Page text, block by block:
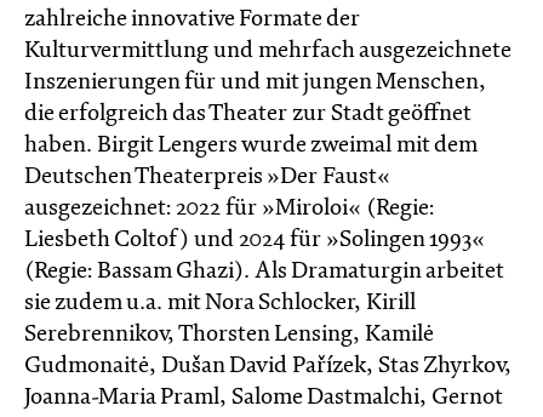
zahlreiche innovative Formate der
Kulturvermittlung und mehrfach ausgezeichnete
Inszenierungen für und mit jungen Menschen,
die erfolgreich das Theater zur Stadt geöffnet
haben. Birgit Lengers wurde zweimal mit dem
Deutschen Theaterpreis »Der Faust«
ausgezeichnet: 2022 für »Miroloi« (Regie:
Liesbeth Coltof) und 2024 für »Solingen 1993«
(Regie: Bassam Ghazi). Als Dramaturgin arbeitet
sie zudem u.a. mit Nora Schlocker, Kirill
Serebrennikov, Thorsten Lensing, Kamilė
Gudmonaitė, Dušan David Pařízek, Stas Zhyrkov,
Joanna-Maria Praml, Salome Dastmalchi, Gernot